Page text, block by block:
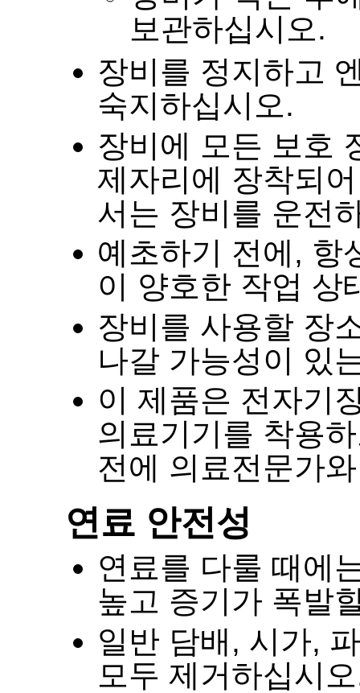
보관하십시오.
장비를 정지하고
숙지하십시오.
장비에 모든 보호
제자리에 장착되
서는 장비를 운전
예초하기 전에, 항
이 양호한 작업 상
장비를 사용할 장
나갈 가능성이 있
이 제품은 전자기
의료기기를 착용
전에 의료전문가
연료 안전성
연료를 다룰 때에
높고 증기가 폭발
일반 담배, 시가,
모두 제거하십시오